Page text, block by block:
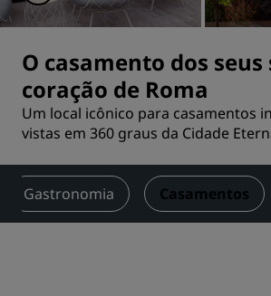
O casamento dos
coração de Roma
Um local icônico para casamentos
vistas em 360 graus da Cidade
Gastronomia Casamentos